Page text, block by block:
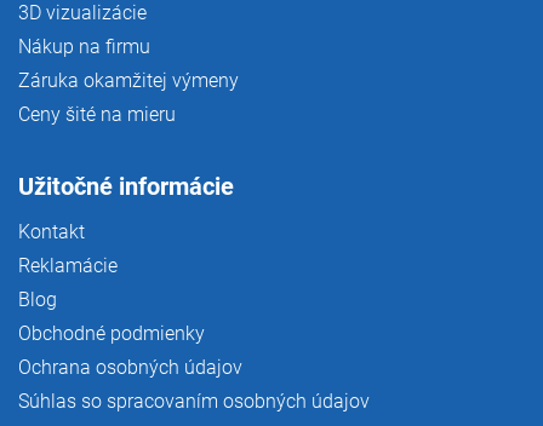
3D vizualizácie
Nákup na firmu
Záruka okamžitej výmeny
Ceny šité na mieru
Užitočné informácie
Kontakt
Reklamácie
Blog
Obchodné podmienky
Ochrana osobných údajov
Súhlas so spracovaním osobných údajov